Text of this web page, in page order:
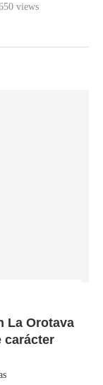
views
La Orotava
carácter